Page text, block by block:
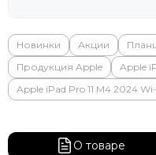
Новинки Акции
Продукция Apple
Apple
Apple iPad Pro 11 M4 2024
О товаре